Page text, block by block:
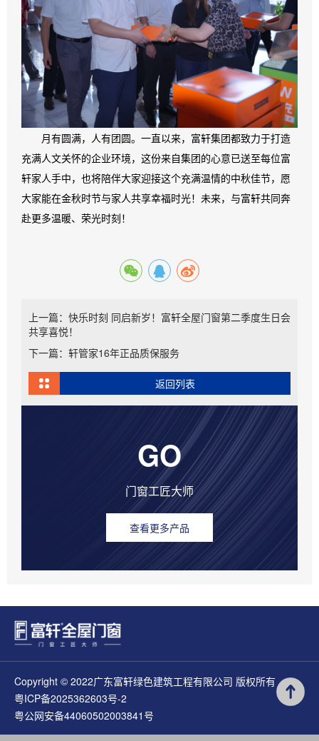
月有圆满，人有团圆。一直以来，富轩集团都致力于打造
充满人文关怀的企业环境，这份来自集团的心意已送至每位富
轩家人手中，也将陪伴大家迎接这个充满温情的中秋佳节，愿
大家能在金秋时节与家人共享幸福时光！未来，与富轩共同奔
赴更多温暖、荣光时刻！
上一篇：快乐时刻 同启新岁！富轩全屋门窗第二季度生日会
共享喜悦！
下一篇：轩管家16年正品质保服务
返回列表
GO
门窗工匠大师
查看更多产品
Copyright © 2022广东富轩绿色建筑工程有限公司 版权所有
粤ICP备2025362603号-2
粤公网安备44060502003841号